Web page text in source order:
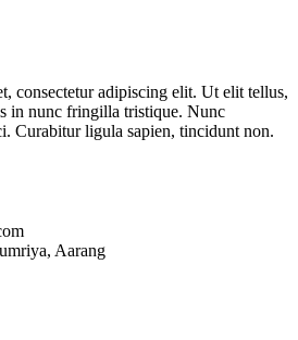
consectetur adipiscing elit. Ut elit tellus,
in nunc fringilla tristique. Nunc
Curabitur ligula sapien, tincidunt non.
Aarang